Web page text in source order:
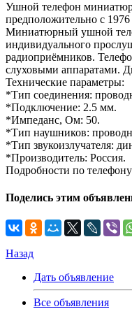
Ушной телефон
предположительно с
Миниатюрный ушной
индивидуального
радиоприёмников.
слуховыми аппаратами.
Технические параметры:
*Тип соединения:
*Подключение: 2.5 мм.
*Импеданс, Ом: 50.
*Тип наушников:
*Тип звукоизлучателя:
*Производитель: Россия.
Подробности по
Поделись этим
Назад
Дать объявление
Все объявления